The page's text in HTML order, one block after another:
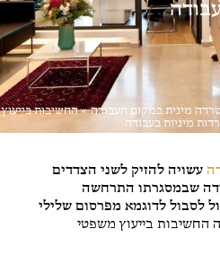
מינית במקום העבודה»החשיבות בייעוץ
מיניות בעבודה
עשויה להזיק לשני הצדדים
שבמסגרתו התרחשה
לסבול לדוגמא מפרסום שלילי
החשיבות בייעוץ משפטי